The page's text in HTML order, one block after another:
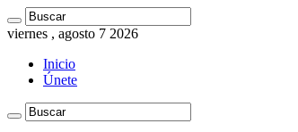
viernes , agosto 7 2026
Inicio
Únete